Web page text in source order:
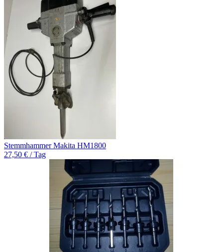
Stemmhammer Makita HM1800
27,50 € / Tag